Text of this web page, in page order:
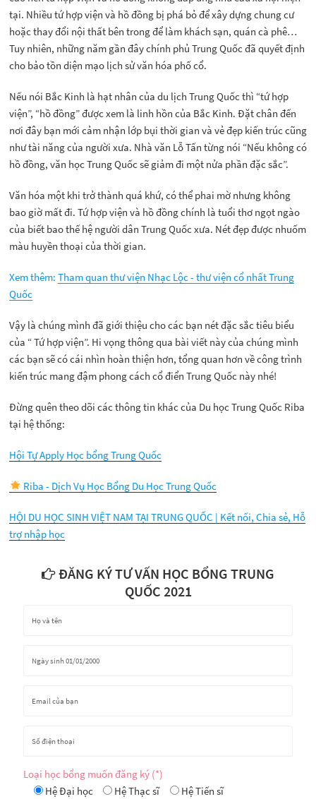
tại. Nhiều tứ hợp viện và hồ đồng bị phá bỏ để xây dựng chung cư
hoặc thay đổi nội thất bên trong để làm khách sạn, quán cà phê…
Tuy nhiên, những năm gần đây chính phủ Trung Quốc đã quyết định
cho bảo tồn diện mạo lịch sử văn hóa phố cổ.
Nếu nói Bắc Kinh là hạt nhân của du lịch Trung Quốc thì “tứ hợp
viện”, “hồ đồng” được xem là linh hồn của Bắc Kinh. Đặt chân đến
nơi đây bạn mới cảm nhận lớp bụi thời gian và vẻ đẹp kiến trúc cũng
như tài năng của người xưa. Nhà văn Lỗ Tấn từng nói “Nếu không có
hồ đồng, văn học Trung Quốc sẽ giảm đi một nửa phần đặc sắc”.
Văn hóa một khi trở thành quá khứ, có thể phai mờ nhưng không
bao giờ mất đi. Tứ hợp viện và hồ đồng chính là tuổi thơ ngọt ngào
của biết bao thế hệ người dân Trung Quốc xưa. Nét đẹp được nhuốm
màu huyền thoại của thời gian.
Xem thêm: Tham quan thư viện Nhạc Lộc - thư viện cổ nhất Trung
Quốc
Vậy là chúng mình đã giới thiệu cho các bạn nét đặc sắc tiêu biểu
của “ Tứ hợp viện”. Hi vọng thông qua bài viết này của chúng mình
các bạn sẽ có cái nhìn hoàn thiện hơn, tổng quan hơn về công trình
kiến trúc mang đậm phong cách cổ điển Trung Quốc này nhé!
Đừng quên theo dõi các thông tin khác của Du học Trung Quốc Riba
tại hệ thống:
Hội Tự Apply Học bổng Trung Quốc
Riba - Dịch Vụ Học Bổng Du Học Trung Quốc
HỘI DU HỌC SINH VIỆT NAM TẠI TRUNG QUỐC | Kết nối, Chia sẻ, Hỗ
trợ nhập học
ĐĂNG KÝ TƯ VẤN HỌC BỔNG TRUNG
QUỐC 2021
Loại học bổng muốn đăng ký (*)
Hệ Đại học
Hệ Thạc sĩ
Hệ Tiến sĩ